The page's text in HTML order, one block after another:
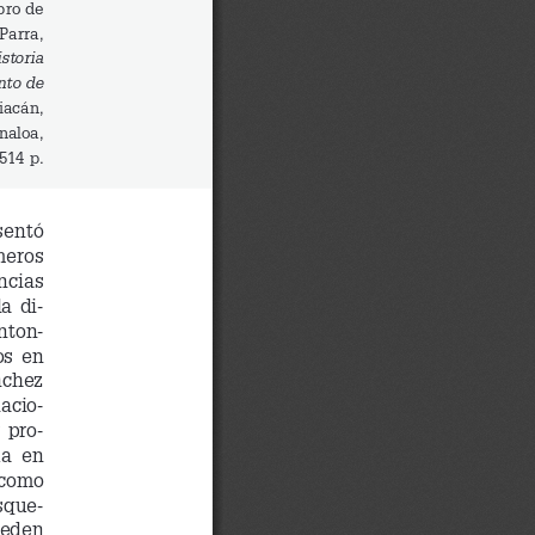
di-
-
en
-
pro-
en
-
de
de
p.